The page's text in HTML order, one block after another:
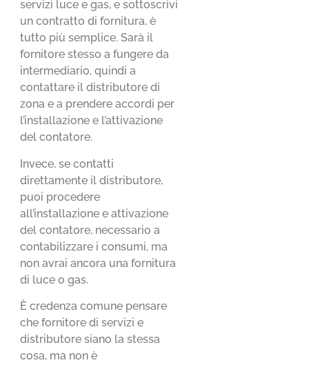
servizi luce e gas, e sottoscrivi
un contratto di fornitura, è
tutto più semplice. Sarà il
fornitore stesso a fungere da
intermediario, quindi a
contattare il distributore di
zona e a prendere accordi per
l’installazione e l’attivazione
del contatore.
Invece, se contatti
direttamente il distributore,
puoi procedere
all’installazione e attivazione
del contatore, necessario a
contabilizzare i consumi, ma
non avrai ancora una fornitura
di luce o gas.
È credenza comune pensare
che fornitore di servizi e
distributore siano la stessa
cosa, ma non è